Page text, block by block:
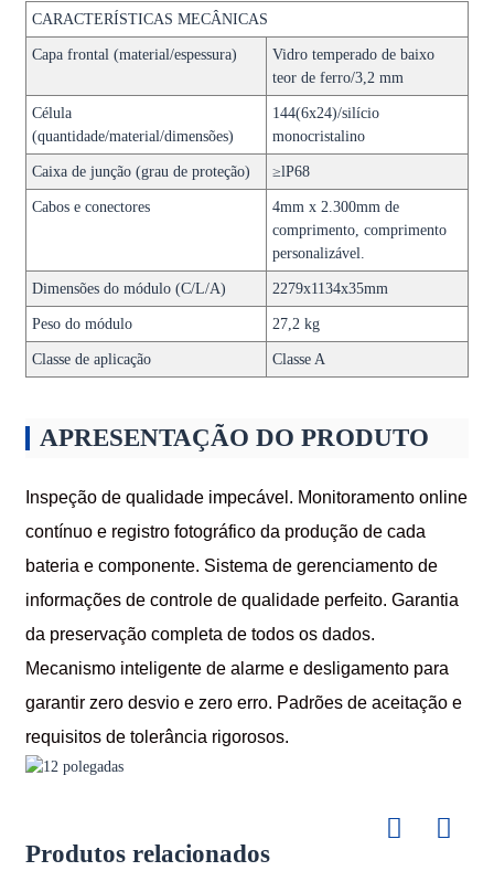
CARACTERÍSTICAS MECÂNICAS
Capa frontal (material/espessura)
Vidro temperado de baixo
teor de ferro/3,2 mm
Célula
(quantidade/material/dimensões)
144(6x24)/silício
monocristalino
Caixa de junção (grau de proteção) ≥lP68
Cabos e conectores
4mm x 2.300mm de
comprimento, comprimento
personalizável.
Dimensões do módulo (C/L/A) 2279x1134x35mm
Peso do módulo 27,2 kg
Classe de aplicação Classe A
APRESENTAÇÃO DO PRODUTO
Inspeção de qualidade impecável. Monitoramento online
contínuo e registro fotográfico da produção de cada
bateria e componente. Sistema de gerenciamento de
informações de controle de qualidade perfeito. Garantia
da preservação completa de todos os dados.
Mecanismo inteligente de alarme e desligamento para
garantir zero desvio e zero erro. Padrões de aceitação e
requisitos de tolerância rigorosos.
Produtos relacionados